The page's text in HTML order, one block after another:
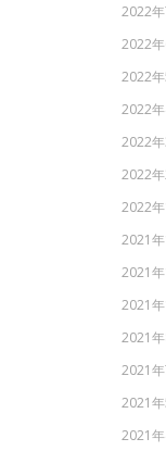
2022
2022
2022
2022
2022
2022
2022
2021
2021
2021
2021
2021
2021
2021